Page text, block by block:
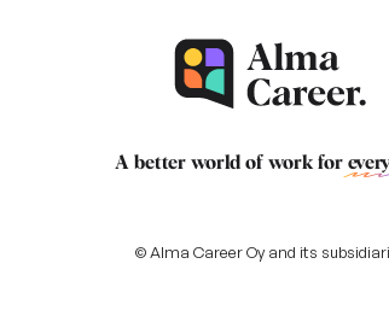
A better world of work for
© Alma Career Oy and its